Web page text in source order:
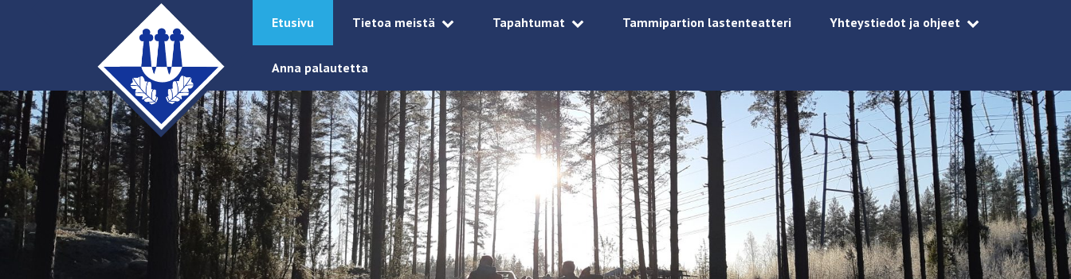
Etusivu Tietoa meistä Tapahtumat Tammipartion lastenteatteri Yhteystiedot ja ohjeet
Anna palautetta